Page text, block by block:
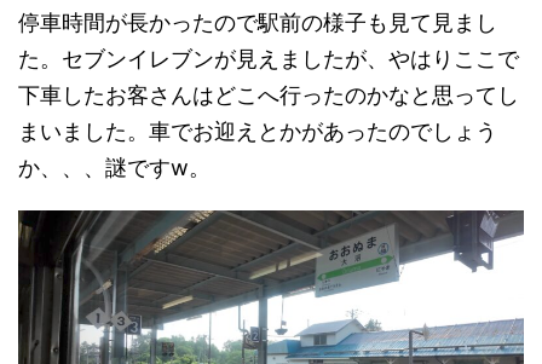
停車時間が長かったので駅前の様子も見て見まし
た。セブンイレブンが見えましたが、やはりここで
下車したお客さんはどこへ行ったのかなと思ってし
まいました。車でお迎えとかがあったのでしょう
か、、、謎ですw。